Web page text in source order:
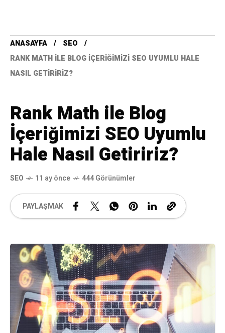
ANASAYFA
SEO
RANK MATH ILE BLOG İÇERIĞIMIZI SEO UYUMLU HALE
NASIL GETIRIRIZ?
Rank Math ile Blog
İçeriğimizi SEO Uyumlu
Hale Nasıl Getiririz?
SEO 11 ay önce 444 Görünümler
PAYLAŞMAK